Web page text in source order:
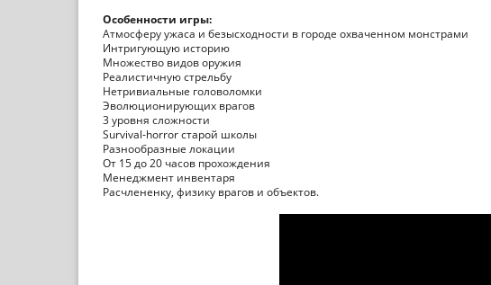
Особенности игры:
Атмосферу ужаса и безысходности в городе охваченном монстрами
Интригующую историю
Множество видов оружия
Реалистичную стрельбу
Нетривиальные головоломки
Эволюционирующих врагов
3 уровня сложности
Survival-horror старой школы
Разнообразные локации
От 15 до 20 часов прохождения
Менеджмент инвентаря
Расчлененку, физику врагов и объектов.